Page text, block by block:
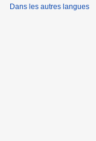
Dans les autres langues